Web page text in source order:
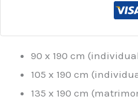
90 x 190 cm
105 x 190 cm
135 x 190 cm